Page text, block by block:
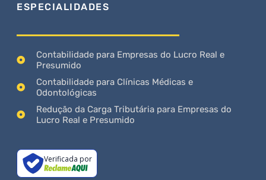
ESPECIALIDADES
Contabilidade para Empresas do Lucro Real e
Presumido
Contabilidade para Clínicas Médicas e
Odontológicas
Redução da Carga Tributária para Empresas do
Lucro Real e Presumido
Verificada por